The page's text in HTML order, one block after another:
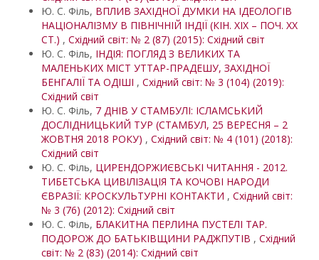
Ю. С. Філь, ВПЛИВ ЗАХІДНОЇ ДУМКИ НА ІДЕОЛОГІВ
НАЦІОНАЛІЗМУ В ПІВНІЧНІЙ ІНДІЇ (КІН. ХІХ – ПОЧ. ХХ
СТ.) , Східний світ: № 2 (87) (2015): Східний світ
Ю. С. Філь, ІНДІЯ: ПОГЛЯД З ВЕЛИКИХ ТА
МАЛЕНЬКИХ МІСТ УТТАР-ПРАДЕШУ, ЗАХІДНОЇ
БЕНГАЛІЇ ТА ОДІШІ , Східний світ: № 3 (104) (2019):
Східний світ
Ю. С. Філь, 7 ДНІВ У СТАМБУЛІ: ІСЛАМСЬКИЙ
ДОСЛІДНИЦЬКИЙ ТУР (СТАМБУЛ, 25 ВЕРЕСНЯ – 2
ЖОВТНЯ 2018 РОКУ) , Східний світ: № 4 (101) (2018):
Східний світ
Ю. С. Філь, ЦИРЕНДОРЖИЄВСЬКІ ЧИТАННЯ - 2012.
ТИБЕТСЬКА ЦИВІЛІЗАЦІЯ ТА КОЧОВІ НАРОДИ
ЄВРАЗІЇ: КРОСКУЛЬТУРНІ КОНТАКТИ , Східний світ:
№ 3 (76) (2012): Східний світ
Ю. С. Філь, БЛАКИТНА ПЕРЛИНА ПУСТЕЛІ ТАР.
ПОДОРОЖ ДО БАТЬКІВЩИНИ РАДЖПУТІВ , Східний
світ: № 2 (83) (2014): Східний світ